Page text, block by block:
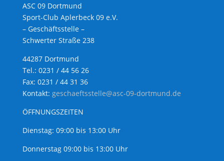
ASC 09 Dortmund
Sport-Club Aplerbeck 09 e.V.
– Geschäftsstelle –
Schwerter Straße 238
44287 Dortmund
Tel.: 0231 / 44 56 26
Fax: 0231 / 44 31 36
Kontakt: geschaeftsstelle@asc-09-dortmund.de
ÖFFNUNGSZEITEN
Dienstag: 09:00 bis 13:00 Uhr
Donnerstag 09:00 bis 13:00 Uhr